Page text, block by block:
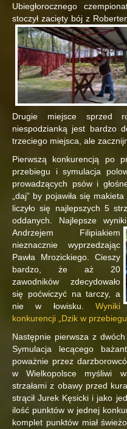
Ubiegłorocznego
stoczył zacięty bój z
Drugie miejsce sprzed
niespodzianką jest bardzo
trzeciego miejsca, ale
Pierwszą konkurencją po
przebiegu i symulacja
prowadzących psów i
„daj” by pojawiła się
liczyło się najlepszych 5
oddanych. Najlepsze
Andrzejem Filipiakiem
nieznacznie wyprzedzając
Pawła Mrozickiego. Cieszy
bardzo, że aż 20
zawodników zdecydowało
się poćwiczyć na tarczy, a
nie w łowisku. Wyniki
konkurencji „Dzik w
Następnie pierwsza z
Symulacja lecącego
poważnie przez
w Wielkopolsce myśliwi
strzałami z obawy przed
strącił Jurek Kęsicki i jako
ilość punktów w jednej
komplet punktów miał